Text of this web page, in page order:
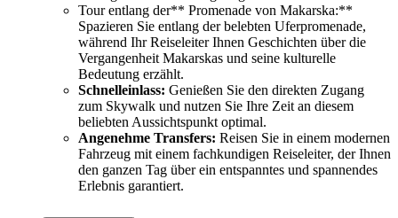
Tour entlang der** Promenade von Makarska:**
Spazieren Sie entlang der belebten Uferpromenade,
während Ihr Reiseleiter Ihnen Geschichten über die
Vergangenheit Makarskas und seine kulturelle
Bedeutung erzählt.
Schnelleinlass: Genießen Sie den direkten Zugang
zum Skywalk und nutzen Sie Ihre Zeit an diesem
beliebten Aussichtspunkt optimal.
Angenehme Transfers: Reisen Sie in einem modernen
Fahrzeug mit einem fachkundigen Reiseleiter, der Ihnen
den ganzen Tag über ein entspanntes und spannendes
Erlebnis garantiert.